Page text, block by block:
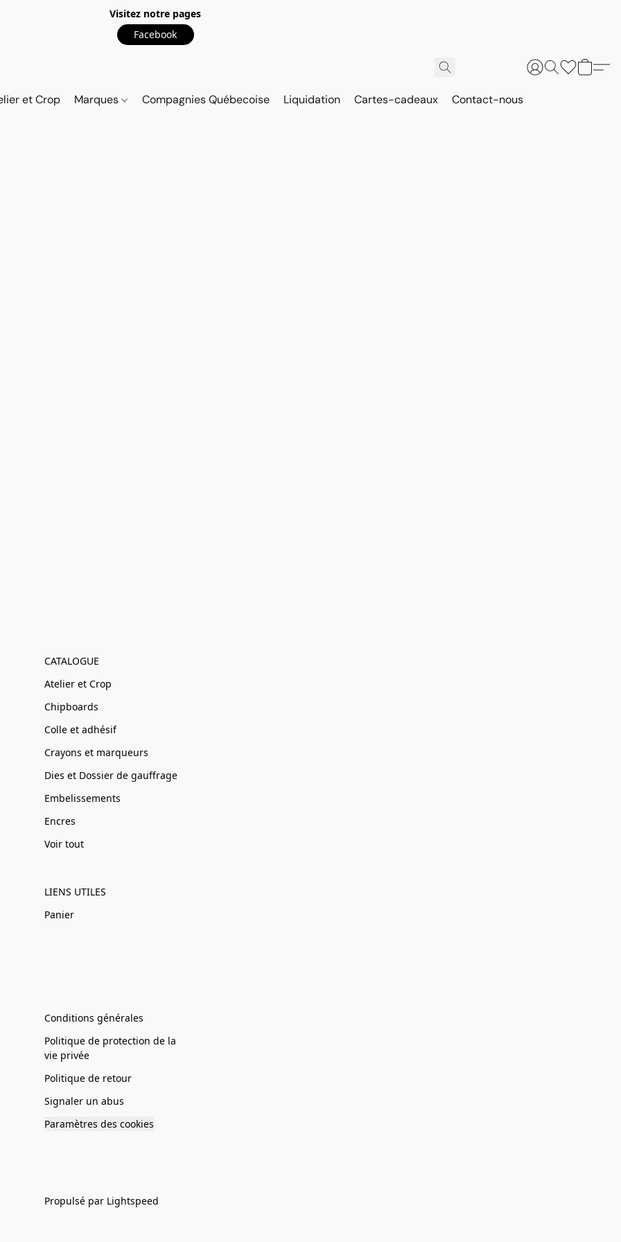
Visitez notre pages
Facebook
et Crop Marques Compagnies Québecoise Liquidation Cartes-cadeaux Contact-nous
CATALOGUE
Atelier et Crop
Chipboards
Colle et adhésif
Crayons et marqueurs
Dies et Dossier de gauffrage
Embelissements
Encres
Voir tout
LIENS UTILES
Panier
Conditions générales
Politique de protection de la
vie privée
Politique de retour
Signaler un abus
Paramètres des cookies
Propulsé par Lightspeed